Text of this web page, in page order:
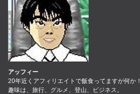
アッフィー
20年近くアフィリエイトで飯食ってますが何か！
趣味は、旅行、グルメ、登山、ビジネス。